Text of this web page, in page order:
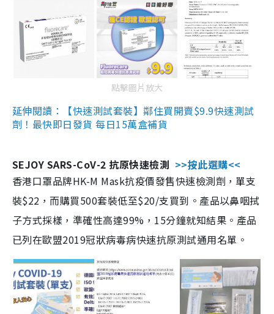
點擊圖片放大
延伸閱讀：【快速測試套裝】鄰住買開賣$9.9快速測試
劑！最快即日發貨 每日15萬盒補貨
SEJOY SARS-CoV-2 抗原快速檢測 >>按此選購<<
香港口罩品牌HK-M Mask抗疫價發售快速檢測劑，單支
裝$22，而購買500套裝低至$20/支買到。產品以鼻咽拭
子方式採樣，準確性高達99%，15分鐘就知結果。產品
已列在歐盟2019冠狀病毒病快速抗原測試通用名單。